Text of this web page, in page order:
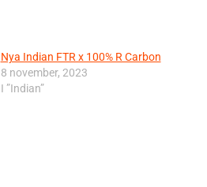
Nya Indian FTR x 100% R Carbon
8 november, 2023
I ”Indian”